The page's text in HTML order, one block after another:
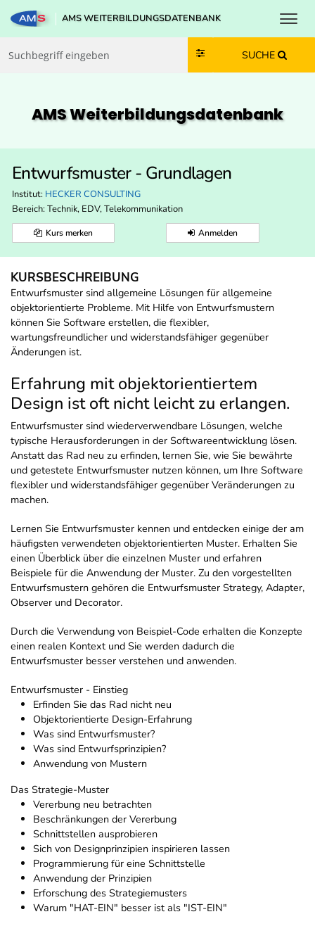
Zum Inhalt springen
Zum Navmenü springen
Zur Suche springen
Zur Footer springen
AMS WEITERBILDUNGSDATENBANK
SUCHE
AMS Weiterbildungs­datenbank
Entwurfsmuster - Grundlagen
Institut: HECKER CONSULTING
Bereich: Technik, EDV, Telekommunikation
Kurs merken Anmelden
KURSBESCHREIBUNG
Entwurfsmuster sind allgemeine Lösungen für allgemeine
objektorientierte Probleme. Mit Hilfe von Entwurfsmustern
können Sie Software erstellen, die flexibler,
wartungsfreundlicher und widerstandsfähiger gegenüber
Änderungen ist.
Erfahrung mit objektorientiertem
Design ist oft nicht leicht zu erlangen.
Entwurfsmuster sind wiederverwendbare Lösungen, welche
typische Herausforderungen in der Softwareentwicklung lösen.
Anstatt das Rad neu zu erfinden, lernen Sie, wie Sie bewährte
und getestete Entwurfsmuster nutzen können, um Ihre Software
flexibler und widerstandsfähiger gegenüber Veränderungen zu
machen.
Lernen Sie Entwurfsmuster kennen und entdecken einige der am
häufigsten verwendeten objektorientierten Muster. Erhalten Sie
einen Überblick über die einzelnen Muster und erfahren
Beispiele für die Anwendung der Muster. Zu den vorgestellten
Entwurfsmustern gehören die Entwurfsmuster Strategy, Adapter,
Observer und Decorator.
Durch die Verwendung von Beispiel-Code erhalten die Konzepte
einen realen Kontext und Sie werden dadurch die
Entwurfsmuster besser verstehen und anwenden.
Entwurfsmuster - Einstieg
Erfinden Sie das Rad nicht neu
Objektorientierte Design-Erfahrung
Was sind Entwurfsmuster?
Was sind Entwurfsprinzipien?
Anwendung von Mustern
Das Strategie-Muster
Vererbung neu betrachten
Beschränkungen der Vererbung
Schnittstellen ausprobieren
Sich von Designprinzipien inspirieren lassen
Programmierung für eine Schnittstelle
Anwendung der Prinzipien
Erforschung des Strategiemusters
Warum "HAT-EIN" besser ist als "IST-EIN"